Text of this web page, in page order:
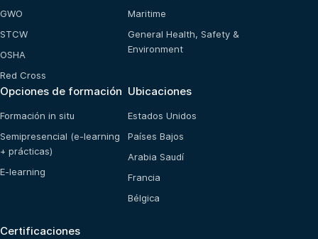
GWO
STCW
OSHA
Red Cross
Maritime
General Health, Safety &
Environment
Opciones de formación
Formación in situ
Semipresencial (e-learning
+ prácticas)
E-learning
Ubicaciones
Estados Unidos
Países Bajos
Arabia Saudí
Francia
Bélgica
Certificaciones